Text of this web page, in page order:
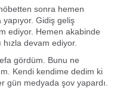
sonra hemen
Gidiş geliş
ediyor. Hemen akabinde
devam ediyor.
gördüm. Bunu ne
Kendi kendime dedim ki
gün medyada şov yapardı.